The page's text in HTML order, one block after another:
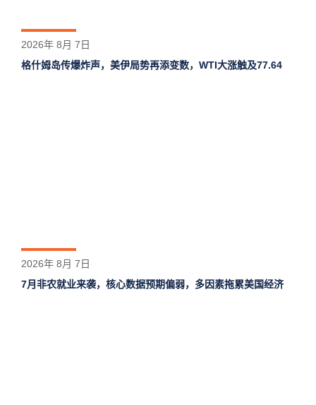
2026年 8月 7日
格什姆岛‌传爆炸声，美伊局势再添变数，WTI大涨触及77.64
2026年 8月 7日
7月非农就业来袭，核心数据预期偏弱，多因素拖累美国经济